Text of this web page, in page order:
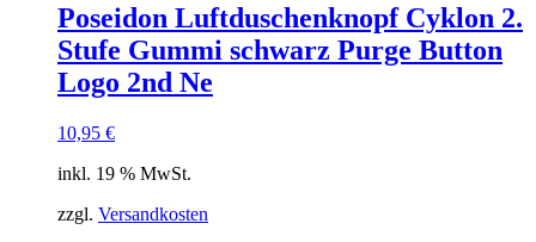
Poseidon Luftduschenknopf Cyklon 2.
Stufe Gummi schwarz Purge Button
Logo 2nd Ne
10,95 €
inkl. 19 % MwSt.
zzgl. Versandkosten